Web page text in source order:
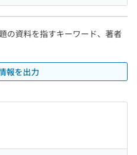
の資料を指すキーワード、著者
報を出力